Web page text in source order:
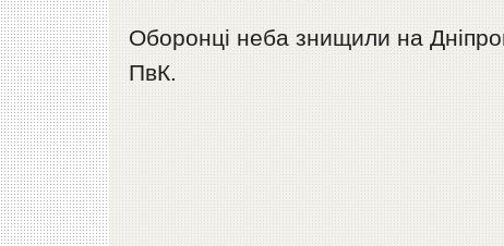
Оборонці неба знищили на
ПвК.